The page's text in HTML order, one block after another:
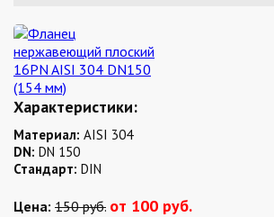
Характеристики:
Материал: AISI 304
DN: DN 150
Стандарт: DIN
Цена: 150 руб. от 100 руб.